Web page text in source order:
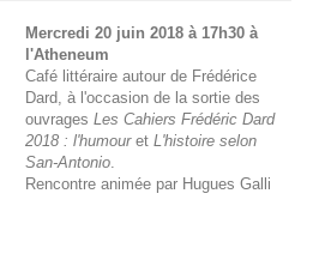
Mercredi 20 juin 2018 à 17h30 à
l'Atheneum
Café littéraire autour de Frédérice
Dard, à l'occasion de la sortie des
ouvrages Les Cahiers Frédéric Dard
2018 : l'humouret L'histoire selon
San-Antonio
Rencontre animée par Hugues Galli